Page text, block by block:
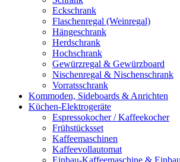
Eckschrank
Flaschenregal (Weinregal)
Hängeschrank
Herdschrank
Hochschrank
Gewürzregal & Gewürzboard
Nischenregal & Nischenschrank
Vorratsschrank
Kommoden, Sideboards & Anrichten
Küchen-Elektrogeräte
Espressokocher / Kaffeekocher
Frühstücksset
Kaffeemaschinen
Kaffeevollautomat
Einbau-Kaffeemaschine &